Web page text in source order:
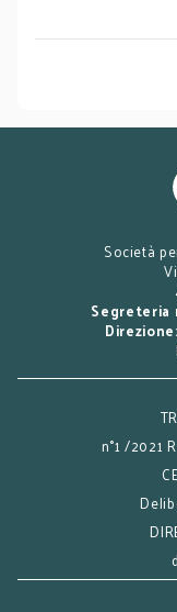
Società
Segreteria
Direzione:
n°1 /2021